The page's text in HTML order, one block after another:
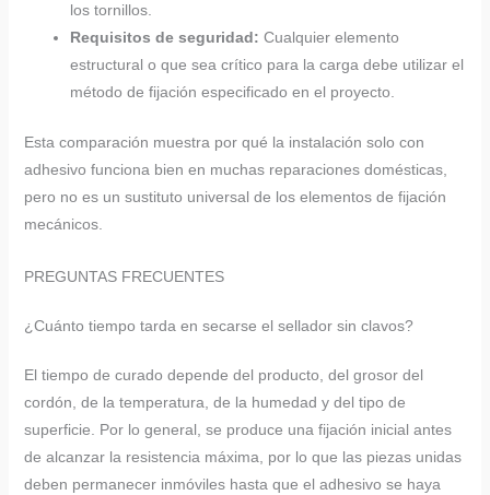
los tornillos.
Requisitos de seguridad: Cualquier elemento
estructural o que sea crítico para la carga debe utilizar el
método de fijación especificado en el proyecto.
Esta comparación muestra por qué la instalación solo con
adhesivo funciona bien en muchas reparaciones domésticas,
pero no es un sustituto universal de los elementos de fijación
mecánicos.
PREGUNTAS FRECUENTES
¿Cuánto tiempo tarda en secarse el sellador sin clavos?
El tiempo de curado depende del producto, del grosor del
cordón, de la temperatura, de la humedad y del tipo de
superficie. Por lo general, se produce una fijación inicial antes
de alcanzar la resistencia máxima, por lo que las piezas unidas
deben permanecer inmóviles hasta que el adhesivo se haya